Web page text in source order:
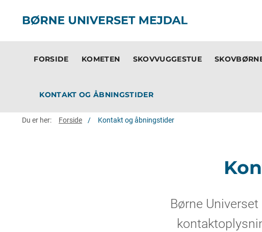
FORSIDE KOMETEN SKOVVUGGESTUE
KONTAKT OG ÅBNINGSTIDER
Du er her: Forside Kontakt og åbningstider
Børne